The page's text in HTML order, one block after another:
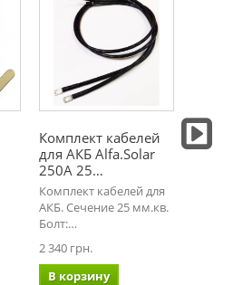
Комплект кабелей
для АКБ Alfa.Solar
250А 25…
Комплект кабелей для
АКБ. Сечение 25 мм.кв.
Болт:…
2 340 грн.
В корзину